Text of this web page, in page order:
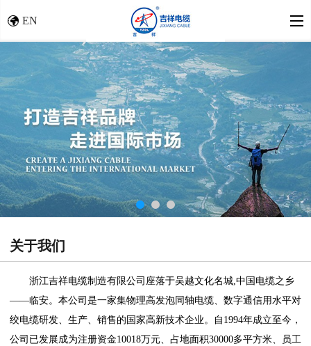
EN
关于我们
浙江吉祥电缆制造有限公司座落于吴越文化名城,中国电缆之乡
――临安。本公司是一家集物理高发泡同轴电缆、数字通信用水平对
绞电缆研发、生产、销售的国家高新技术企业。自1994年成立至今，
公司已发展成为注册资金10018万元、占地面积30000多平方米、员工